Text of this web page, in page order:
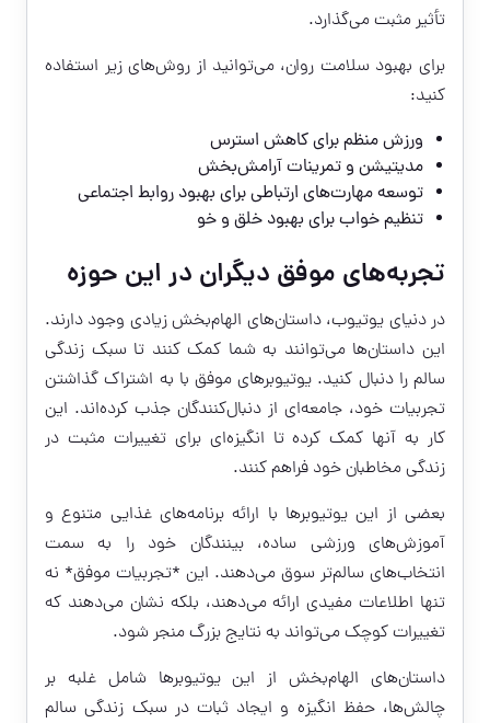
تأثیر مثبت می‌گذارد.
برای بهبود سلامت روان، می‌توانید از روش‌های زیر استفاده
کنید:
ورزش منظم برای کاهش استرس
مدیتیشن و تمرینات آرامش‌بخش
توسعه مهارت‌های ارتباطی برای بهبود روابط اجتماعی
تنظیم خواب برای بهبود خلق و خو
تجربه‌های موفق دیگران در این حوزه
در دنیای یوتیوب، داستان‌های الهام‌بخش زیادی وجود دارند.
این داستان‌ها می‌توانند به شما کمک کنند تا سبک زندگی
سالم را دنبال کنید. یوتیوبرهای موفق با به اشتراک گذاشتن
تجربیات خود، جامعه‌ای از دنبال‌کنندگان جذب کرده‌اند. این
کار به آنها کمک کرده تا انگیزه‌ای برای تغییرات مثبت در
زندگی مخاطبان خود فراهم کنند.
بعضی از این یوتیوبرها با ارائه برنامه‌های غذایی متنوع و
آموزش‌های ورزشی ساده، بینندگان خود را به سمت
انتخاب‌های سالم‌تر سوق می‌دهند. این *تجربیات موفق* نه
تنها اطلاعات مفیدی ارائه می‌دهند، بلکه نشان می‌دهند که
تغییرات کوچک می‌تواند به نتایج بزرگ منجر شود.
داستان‌های الهام‌بخش از این یوتیوبرها شامل غلبه بر
چالش‌ها، حفظ انگیزه و ایجاد ثبات در سبک زندگی سالم